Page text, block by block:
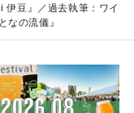
豆』／過去執筆：ワイ
なの流儀』